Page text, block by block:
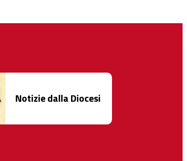
Notizie dalla Diocesi